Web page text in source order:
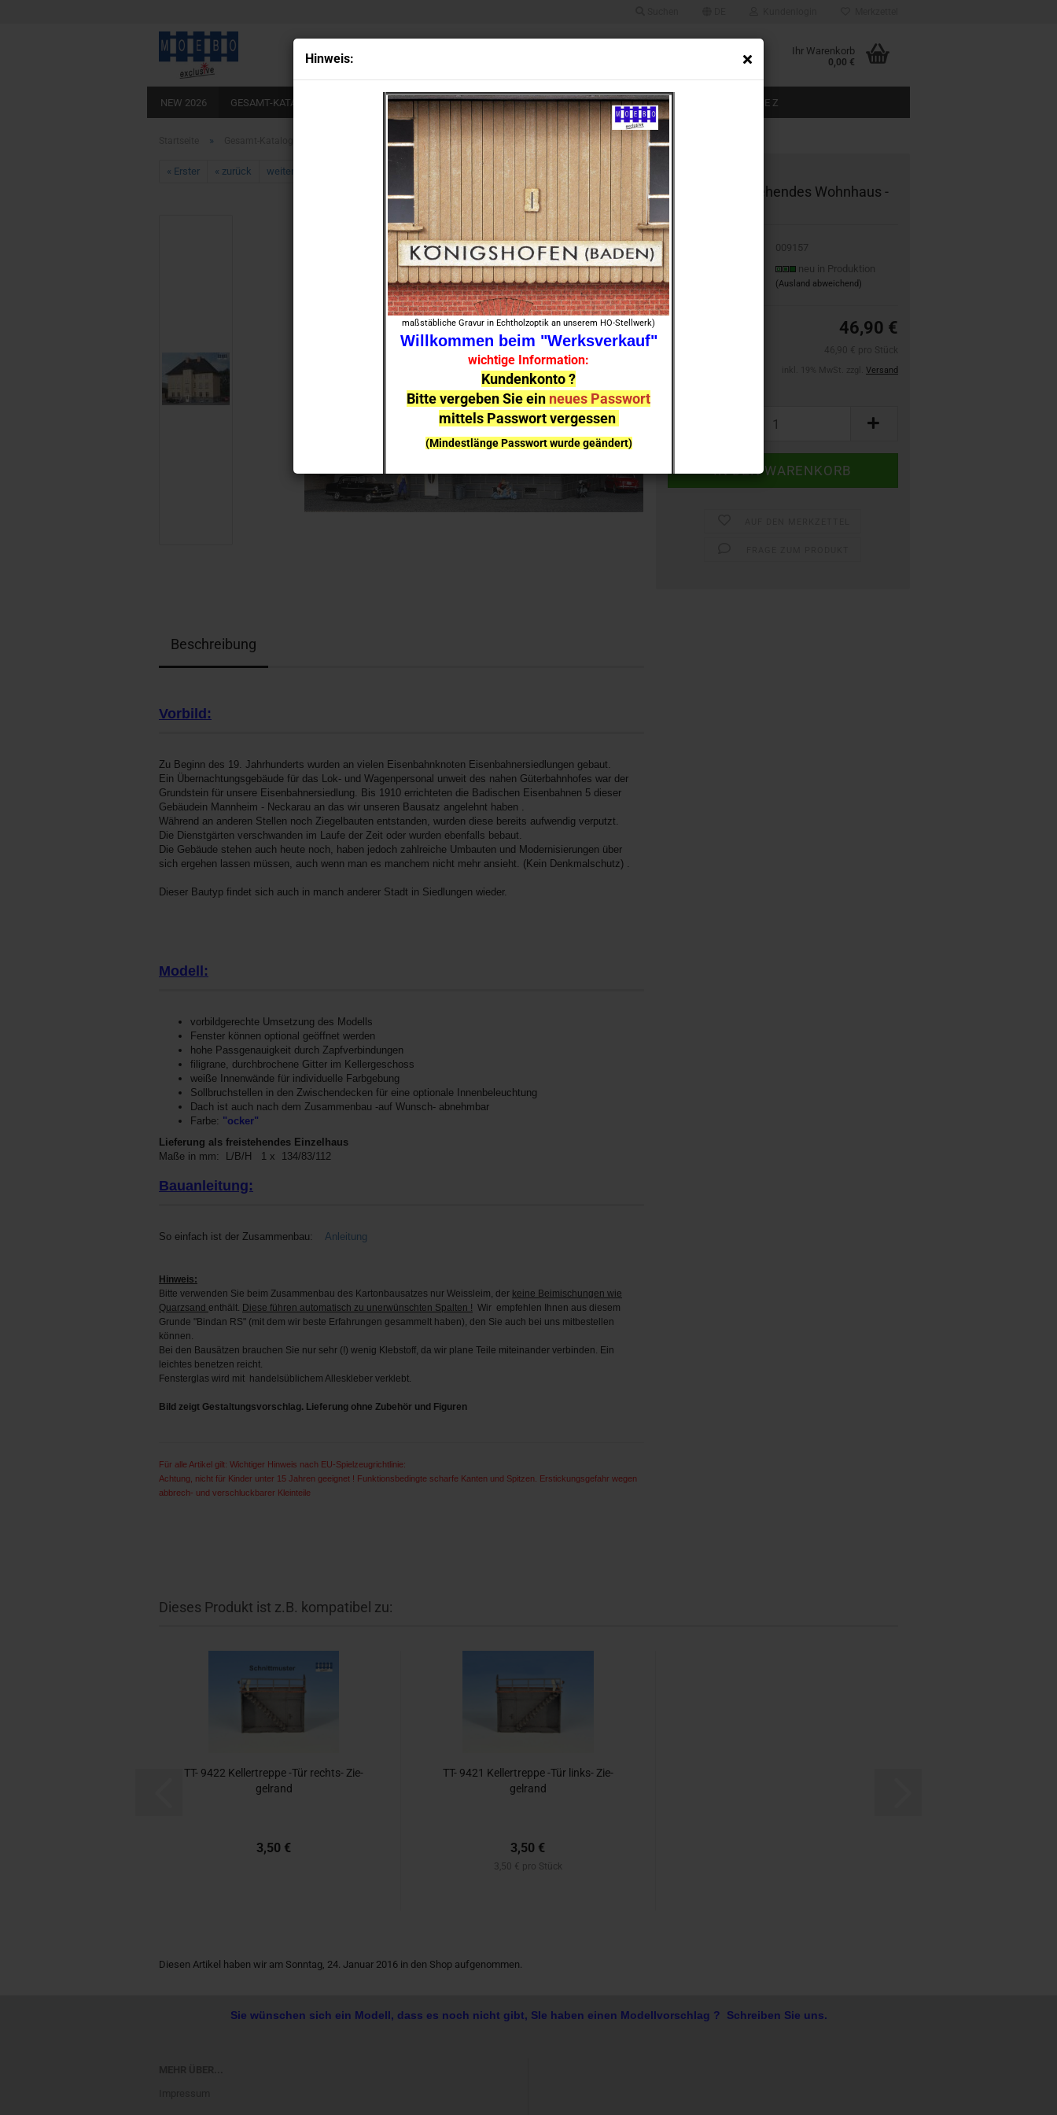
Hin­weis:
maßstäbliche Gravur in Echtholzoptik an unserem HO-Stellwerk)
Willkommen beim "Werksverkauf"
wichtige Information:
Kundenkonto ?
Bitte vergeben Sie ein neues Passwort
mittels Passwort vergessen
(Mindestlänge Passwort wurde geändert)
bei einzelnen Artikeln kann es aufgrund der
Nachfrage zu
Lieferverzögerungen kommen
Ihr Warenkorb
0,00 €
NEW 2026 GESAMT-KATALOG BAUGRÖSSE 0 BAUGRÖSSE HO BAUGRÖSSE TT BAUGRÖSSE N BAUGRÖSSE Z
» TT- 9157 freistehendes Wohnhaus -ocker-
« Erster « zurück weiter » Artikel in dieser Kategorie
TT- 9157 frei­ste­hen­des Wohn­haus -​
009157
Lieferzeit:
neu in Produktion
(Ausland abweichend)
46,90 €
Versand
Beschreibung
Vorbild:
Zu Beginn des 19. Jahrhunderts wurden an vielen Eisenbahnknoten Eisenbahnersiedlungen gebaut.
Ein Übernachtungsgebäude für das Lok- und Wagenpersonal unweit des nahen Güterbahnhofes war der
Grundstein für unsere Eisenbahnersiedlung. Bis 1910 errichteten die Badischen Eisenbahnen 5 dieser
Gebäudein Mannheim - Neckarau an das wir unseren Bausatz angelehnt haben .
Während an anderen Stellen noch Ziegelbauten entstanden, wurden diese bereits aufwendig verputzt.
Die Dienstgärten verschwanden im Laufe der Zeit oder wurden ebenfalls bebaut.
Die Gebäude stehen auch heute noch, haben jedoch zahlreiche Umbauten und Modernisierungen über
sich ergehen lassen müssen, auch wenn man es manchem nicht mehr ansieht. (Kein Denkmalschutz) .
Dieser Bautyp findet sich auch in manch anderer Stadt in Siedlungen wieder.
Modell:
vorbildgerechte Umsetzung des Modells
Fenster können optional geöffnet werden
hohe Passgenauigkeit durch Zapfverbindungen
filigrane, durchbrochene Gitter im Kellergeschoss
weiße Innenwände für individuelle Farbgebung
Sollbruchstellen in den Zwischendecken für eine optionale Innenbeleuchtung
Dach ist auch nach dem Zusammenbau -auf Wunsch- abnehmbar
Farbe: "ocker"
Lieferung als freistehendes Einzelhaus
Maße in mm: L/B/H 1 x 134/83/112
Bauanleitung:
So einfach ist der Zusammenbau: Anleitung
Hinweis:
Bitte verwenden Sie beim Zusammenbau des Kartonbausatzes nur Weissleim, der keine Beimischungen wie
Quarzsand enthält. Diese führen automatisch zu unerwünschten Spalten ! Wir empfehlen Ihnen aus diesem
Grunde "Bindan RS" (mit dem wir beste Erfahrungen gesammelt haben), den Sie auch bei uns mitbestellen
können.
Bei den Bausätzen brauchen Sie nur sehr (!) wenig Klebstoff, da wir plane Teile miteinander verbinden. Ein
leichtes benetzen reicht.
Fensterglas wird mit handelsüblichem Alleskleber verklebt.
Bild zeigt Gestaltungsvorschlag. Lieferung ohne Zubehör und Figuren
Für alle Artikel gilt: Wichtiger Hinweis nach EU-Spielzeugrichtlinie:
Achtung, nicht für Kinder unter 15 Jahren geeignet ! Funktionsbedingte scharfe Kanten und Spitzen. Erstickungsgefahr wegen
abbrech- und verschluckbarer Kleinteile
Dieses Produkt ist z.B. kompatibel zu:
TT- 9422 Kel­ler­trep­pe -Tür rechts-​​ Zie­
gel­rand
3,50 €
TT- 9421 Kel­ler­trep­pe -Tür links-​​ Zie­
gel­rand
3,50 €
3,50 € pro Stück
Diesen Artikel haben wir am Sonntag, 24. Januar 2016 in den Shop aufgenommen.
Sie wünschen sich ein Modell, dass es noch nicht gibt, SIe haben einen Modellvorschlag ? Schreiben Sie uns.